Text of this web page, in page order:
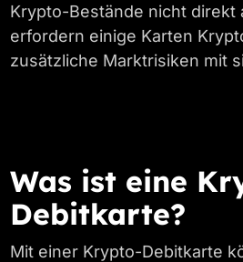
Krypto-Bestände nicht direkt
erfordern einige Karten
zusätzliche Marktrisiken mit
Was ist eine
Debitkarte?
Mit einer Krypto-Debitkarte